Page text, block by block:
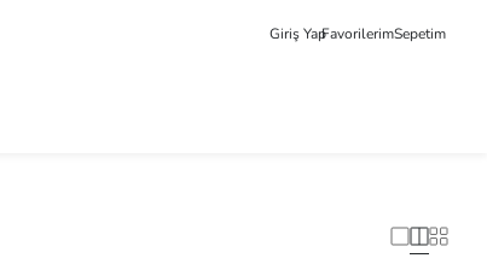
Giriş YapFavorilerimSepetim